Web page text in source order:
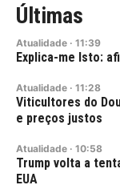
Últimas
Atualidade · 11:39
Explica-me Isto:
Atualidade · 11:28
Viticultores do
e preços justos
Atualidade · 10:58
Trump volta a
EUA